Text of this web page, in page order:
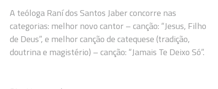
A teóloga Raní dos Santos Jaber concorre nas
categorias: melhor novo cantor – canção: “Jesus, Filho
de Deus”, e melhor canção de catequese (tradição,
doutrina e magistério) – canção: “Jamais Te Deixo Só”.